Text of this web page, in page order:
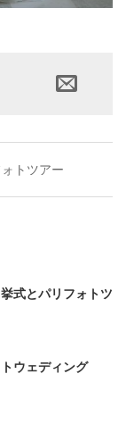
トツアー
式とパリフォトツ
ウェディング